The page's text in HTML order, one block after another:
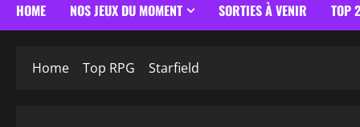
HOME NOS JEUX DU MOMENT SORTIES À VENIR TOP
Home Top RPG Starfield